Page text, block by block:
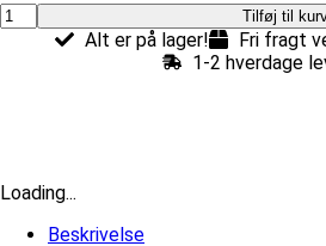
Dyse
Rival
Tilføj til
Alt er på lager!
Fri fragt
1-2 hverdage
Loading...
Beskrivelse